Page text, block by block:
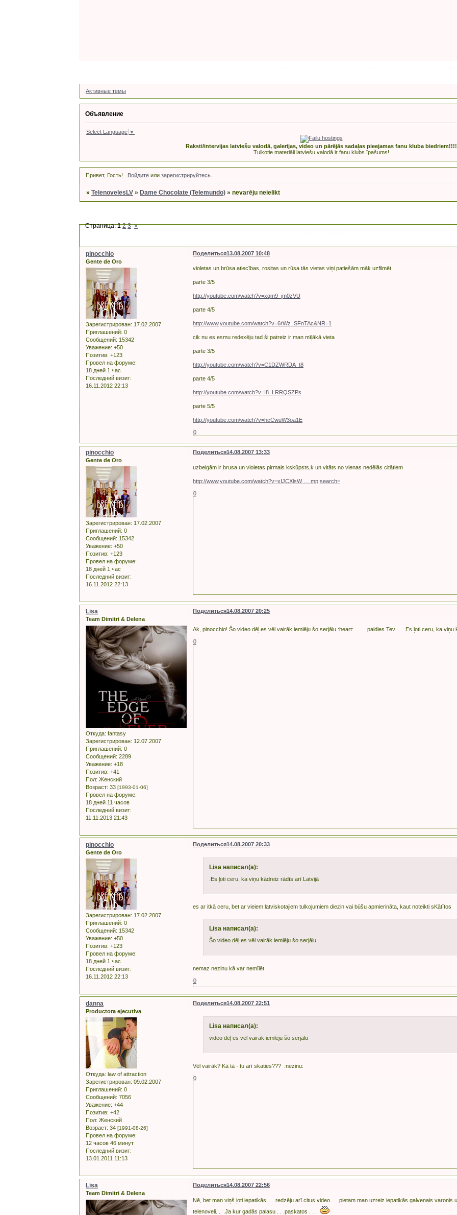
Активные темы
Объявление
Select Language ▼
Raksti/intervijas latviešu valodā, galerijas, video un pārējās sadaļas pieejamas fanu kluba biedriem!!!!
Tulkotie materiāli latviešu valodā ir fanu klubs īpašums!
Привет, Гость! Войдитеили зарегистрируйтесь.
»TelenovelesLV » Dame Chocolate (Telemundo) »nevarēju neielikt
Страница:1 2 3 »
Поделиться13.08.2007 10:48
pinocchio
Gente de Oro
Зарегистрирован: 17.02.2007
Приглашений: 0
Сообщений: 15342
Уважение: +50
Позитив: +123
Провел на форуме:
18 дней 1 час
Последний визит:
16.11.2012 22:13
violetas un brūsa atiecības, rositas un rūsa tās vietas viņi patiešām māk uzfilmēt
parte 3/5
http://youtube.com/watch?v=xqm9_jm0zVU
parte 4/5
http://www.youtube.com/watch?v=6rWz_SFnTAc&NR=1
cik nu es esmu redexēju tad ši patreiz ir man mīļākā vieta
parte 3/5
http://youtube.com/watch?v=C1DZWRDA_t8
parte 4/5
http://youtube.com/watch?v=I8_LRRQSZPs
parte 5/5
http://youtube.com/watch?v=hcCwuW3oa1E
0
Поделиться14.08.2007 13:33
pinocchio
Gente de Oro
Зарегистрирован: 17.02.2007
Приглашений: 0
Сообщений: 15342
Уважение: +50
Позитив: +123
Провел на форуме:
18 дней 1 час
Последний визит:
16.11.2012 22:13
uzbeigām ir brusa un violetas pirmais kskūpsts,k un vitāts no vienas nedēlās citātiem
http://www.youtube.com/watch?v=xIJCXlsW … mp;search=
0
Поделиться14.08.2007 20:25
Lisa
Team Dimitri & Delena
Откуда: fantasy
Зарегистрирован: 12.07.2007
Приглашений: 0
Сообщений: 2289
Уважение: +18
Позитив: +41
Пол: Женский
Возраст: 33 [1993-01-06]
Провел на форуме:
18 дней 11 часов
Последний визит:
11.11.2013 21:43
Ak, pinocchio! Šo video dēļ es vēl vairāk iemlēju šo serjālu :heart: . . . . paldies Tev. . . .Es ļoti ceru, ka
0
Поделиться14.08.2007 20:33
pinocchio
Gente de Oro
Зарегистрирован: 17.02.2007
Приглашений: 0
Сообщений: 15342
Уважение: +50
Позитив: +123
Провел на форуме:
18 дней 1 час
Последний визит:
16.11.2012 22:13
Lisa написал(а):
.Es ļoti ceru, ka viņu kādreiz rādīs arī Latvijā
es ar itkā ceru, bet ar vieiem latviskotajiem tulkojumiem diezin vai būšu apmierināta, kaut noteikti sKātītos
Lisa написал(а):
Šo video dēļ es vēl vairāk iemlēju šo serjālu
nemaz nezinu kā var nemīlēt
0
Поделиться14.08.2007 22:51
danna
Productora ejecutiva
Откуда: law of attraction
Зарегистрирован: 09.02.2007
Приглашений: 0
Сообщений: 7056
Уважение: +44
Позитив: +42
Пол: Женский
Возраст: 34 [1991-08-26]
Провел на форуме:
12 часов 46 минут
Последний визит:
13.01.2011 11:13
Lisa написал(а):
video dēļ es vēl vairāk iemlēju šo serjālu
Vēl vairāk? Kā tā - tu arī skaties??? :nezinu:
0
Поделиться14.08.2007 22:56
Lisa
Team Dimitri & Delena
Nē, bet man viņš ļoti iepatikās. . . redzēju arī citus video. . . pietam man uzreiz iepatikās galvenais varonis
telenoveli. . .Ja kur gadās palasu . . .paskatos . . .